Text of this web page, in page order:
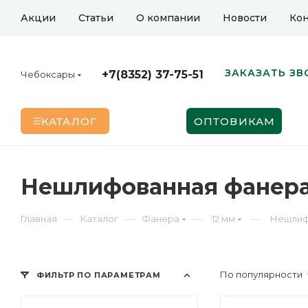
Акции Статьи О компании Новости
Чебоксары +7(8352) 37-75-51 ЗАКАЗАТЬ
КАТАЛОГ ОПТОВИКАМ
Нешлифованная
Главная — Каталог — Фанера — 12 мм —
По популярности
ФИЛЬТР ПО ПАРАМЕТРАМ